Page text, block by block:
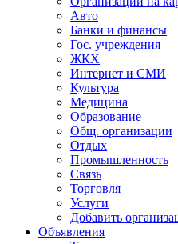
Авто
Банки и финансы
Гос. учреждения
ЖКХ
Интернет и СМИ
Культура
Медицина
Образование
Общ. организации
Отдых
Промышленность
Связь
Торговля
Услуги
Добавить
Объявления